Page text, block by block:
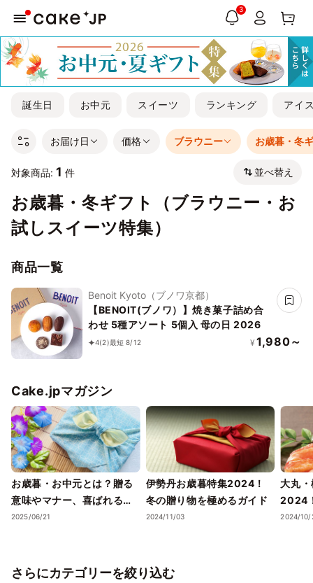
3
誕生日 お中元 スイーツ ランキング アイ
お届け日 価格 ブラウニー お歳暮・冬
対象商品: 1 件 並べ替え
お歳暮・冬ギフト（ブラウニー・お
試しスイーツ特集）
商品一覧
Benoit Kyoto（ブノワ京都）
【BENOIT(ブノワ）】焼き菓子詰め合
わせ 5種アソート 5個入 母の日 2026
4(2)最短 8/12 ¥ 1,980～
Cake.jpマガジン
お歳暮・お中元とは？贈る
意味やマナー、喜ばれるギ
フトのポイントまで徹底解
2025/06/21
伊勢丹お歳暮特集2024！
冬の贈り物を極めるガイド
2024/11/03
大丸
2024
ェック
2024/10/
さらにカテゴリーを絞り込む